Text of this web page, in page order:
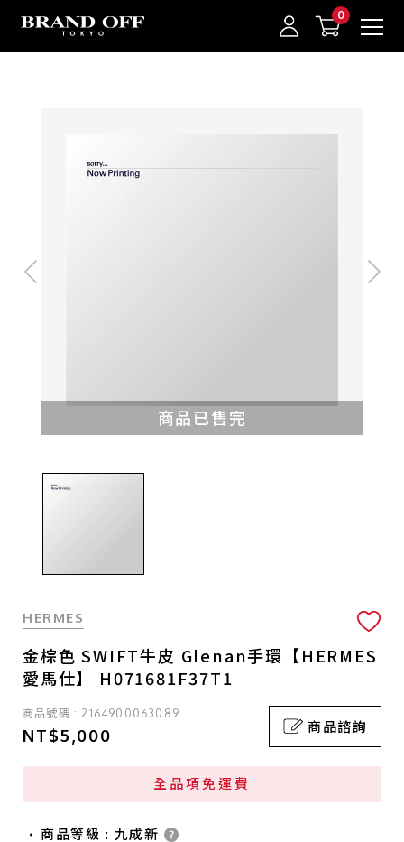
中古名牌業界No.1的BRAND OFF。BRAND OFF官網購物/h1>
登入/註冊
商品已售完
HERMES
金棕色 SWIFT牛皮 Glenan手環【HERMES
愛馬仕】 H071681F37T1
商品號碼 : 2164900063089
NT$5,000 商品諮詢
全品項免運費
商品等級 : 九成新